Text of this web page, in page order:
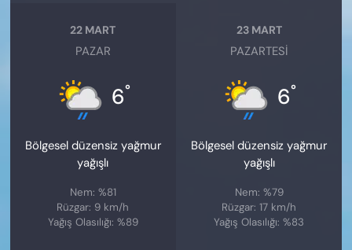
22 MART
PAZAR
6°
Bölgesel düzensiz yağmur
yağışlı
Nem: %81
Rüzgar: 9 km/h
Yağış Olasılığı: %89
23 MART
PAZARTESI
6°
Bölgesel düzensiz yağmur
yağışlı
Nem: %79
Rüzgar: 17 km/h
Yağış Olasılığı: %83